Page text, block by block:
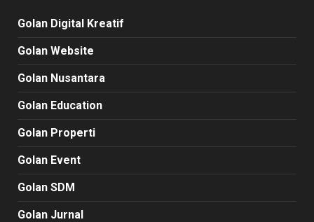
Golan Digital Kreatif
Golan Website
Golan Nusantara
Golan Education
Golan Properti
Golan Event
Golan SDM
Golan Jurnal